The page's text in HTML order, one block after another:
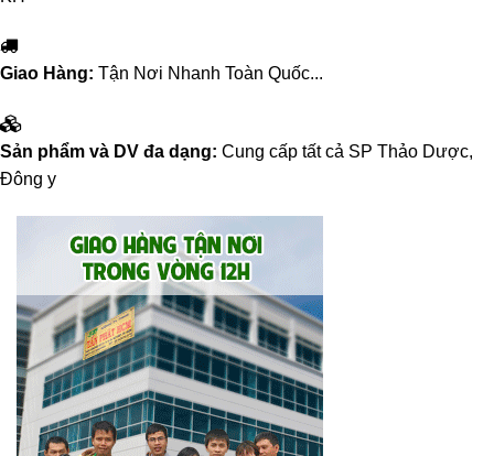
Giao Hàng: Tận Nơi Nhanh Toàn Quốc...
Sản phẩm và DV đa dạng: Cung cấp tất cả SP Thảo Dược,
Đông y